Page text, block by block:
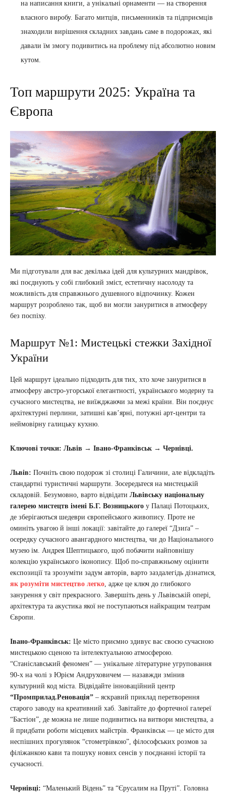
на написання книги, а унікальні орнаменти — на створення
власного виробу. Багато митців, письменників та підприємців
знаходили вирішення складних завдань саме в подорожах, які
давали їм змогу подивитись на проблему під абсолютно новим
кутом.
Топ маршрути 2025: Україна та
Європа
Ми підготували для вас декілька ідей для культурних мандрівок,
які поєднують у собі глибокий зміст, естетичну насолоду та
можливість для справжнього душевного відпочинку. Кожен
маршрут розроблено так, щоб ви могли зануритися в атмосферу
без поспіху.
Маршрут №1: Мистецькі стежки Західної
України
Цей маршрут ідеально підходить для тих, хто хоче зануритися в
атмосферу австро-угорської елегантності, українського модерну та
сучасного мистецтва, не виїжджаючи за межі країни. Він поєднує
архітектурні перлини, затишні кав’ярні, потужні арт-центри та
неймовірну галицьку кухню.
Ключові точки: Львів → Івано-Франківськ → Чернівці.
Львів: Почніть свою подорож зі столиці Галичини, але відкладіть
стандартні туристичні маршрути. Зосередьтеся на мистецькій
складовій. Безумовно, варто відвідати Львівську національну
галерею мистецтв імені Б.Г. Возницького у Палаці Потоцьких,
де зберігаються шедеври європейського живопису. Проте не
оминіть увагою й інші локації: завітайте до галереї “Дзиґа” –
осередку сучасного авангардного мистецтва, чи до Національного
музею ім. Андрея Шептицького, щоб побачити найповнішу
колекцію українського іконопису. Щоб по-справжньому оцінити
експозиції та зрозуміти задум авторів, варто заздалегідь дізнатися,
як розуміти мистецтво легко, адже це ключ до глибокого
занурення у світ прекрасного. Завершіть день у Львівській опері,
архітектура та акустика якої не поступаються найкращим театрам
Європи.
Івано-Франківськ: Це місто приємно здивує вас своєю сучасною
мистецькою сценою та інтелектуальною атмосферою.
“Станіславський феномен” — унікальне літературне угруповання
90-х на чолі з Юрієм Андруховичем — назавжди змінив
культурний код міста. Відвідайте інноваційний центр
“Промприлад.Реновація” – яскравий приклад перетворення
старого заводу на креативний хаб. Завітайте до фортечної галереї
“Бастіон”, де можна не лише подивитись на витвори мистецтва, а
й придбати роботи місцевих майстрів. Франківськ — це місто для
неспішних прогулянок “стометрівкою”, філософських розмов за
філіжанкою кави та пошуку нових сенсів у поєднанні історії та
сучасності.
Чернівці: “Маленький Відень” та “Єрусалим на Пруті”. Головна